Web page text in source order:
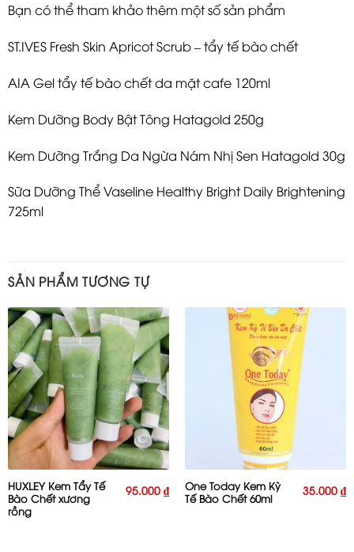
Bạn có thể tham khảo thêm một số sản phẩm
ST.IVES Fresh Skin Apricot Scrub – tẩy tế bào chết
AIA Gel tẩy tế bào chết da mặt cafe 120ml
Kem Dưỡng Body Bật Tông Hatagold 250g
Kem Dưỡng Trắng Da Ngừa Nám Nhị Sen Hatagold 30g
Sữa Dưỡng Thể Vaseline Healthy Bright Daily Brightening
725ml
SẢN PHẨM TƯƠNG TỰ
HUXLEY Kem Tẩy Tế
Bào Chết xương
rồng
95.000₫
One Today Kem Kỳ
Tế Bào Chết 60ml
35.000₫